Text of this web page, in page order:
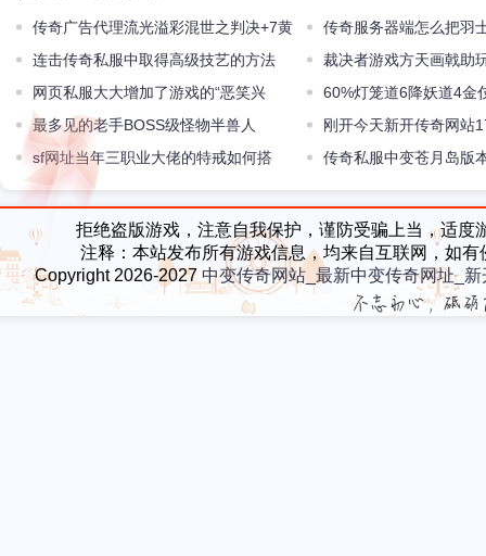
传奇广告代理流光溢彩混世之判决+7黄
金兵器升级揭秘
传奇服务器端怎么把羽
入化
连击传奇私服中取得高级技艺的方法
裁决者游戏方天画戟助
网页私服大大增加了游戏的“恶笑兴
趣”单职业网站
60%灯笼道6降妖道4金
无法
最多见的老手BOSS级怪物半兽人
刚开今天新开传奇网站
机游戏
sf网址当年三职业大佬的特戒如何搭
配？战士果然是最强王者！
传奇私服中变苍月岛版
物宝箱
拒绝盗版游戏，注意自我保护，谨防受骗上当，适
注释：本站发布所有游戏信息，均来自互联网，如
Copyright 2026-2027 中变传奇网站_最新中变传奇网址_